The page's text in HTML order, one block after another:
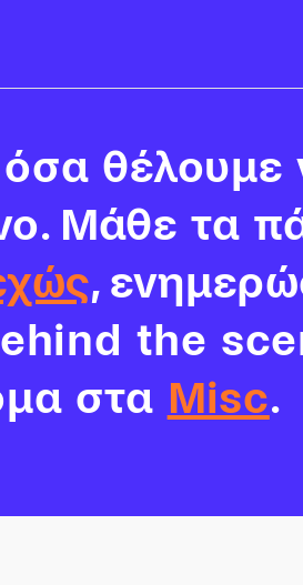
θέλουμε
Μάθε τα
,
the
στα Misc.